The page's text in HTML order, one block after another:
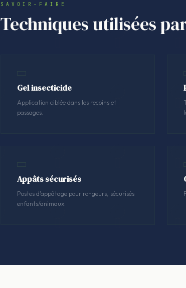
SAVOIR-FAIRE
Techniques utilisées
Gel insecticide
Application ciblée dans les recoins et
passages.
Appâts sécurisés
Postes d'appâtage pour rongeurs, sécurisés
enfants/animaux.